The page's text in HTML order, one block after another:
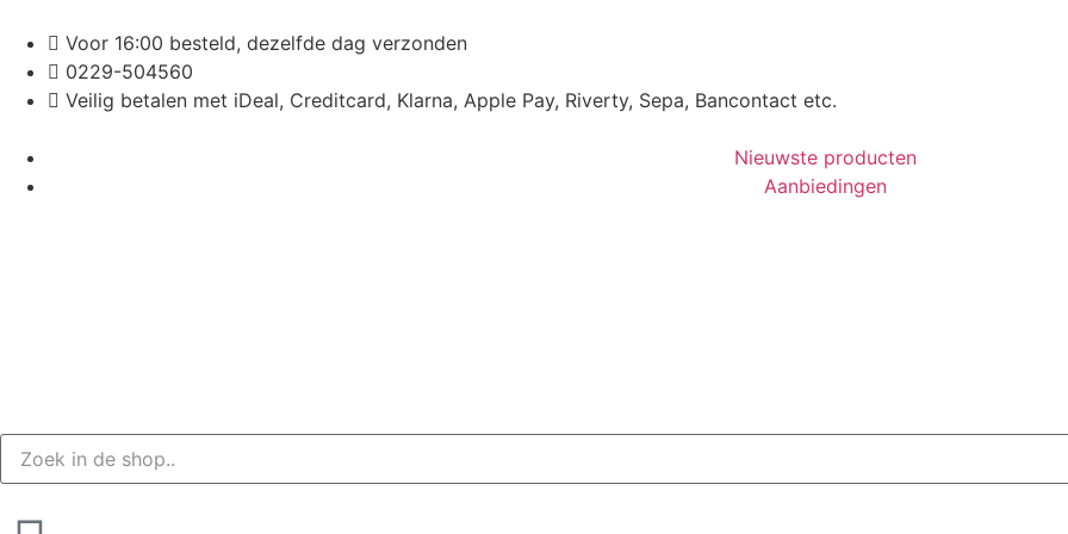
Voor 16:00 besteld, dezelfde dag verzonden
0229-504560
Veilig betalen met iDeal, Creditcard, Klarna, Apple Pay, Riverty, Sepa, Bancontact etc.
Nieuwste producten
Aanbiedingen